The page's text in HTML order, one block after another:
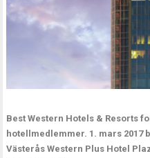
Best Western Hotels & Resorts
hotellmedlemmer. 1. mars
Västerås Western Plus Hotel